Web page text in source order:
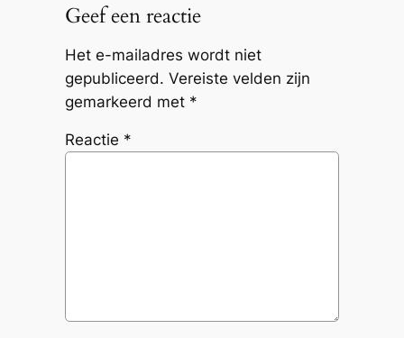
Geef een reactie
Het e-mailadres wordt niet
gepubliceerd. Vereiste velden zijn
gemarkeerd met *
Reactie *